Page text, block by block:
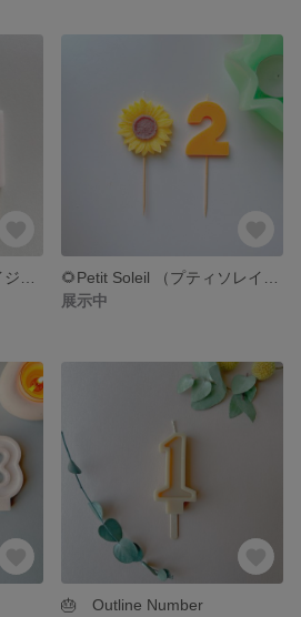
展示中
🎂 Outline Number